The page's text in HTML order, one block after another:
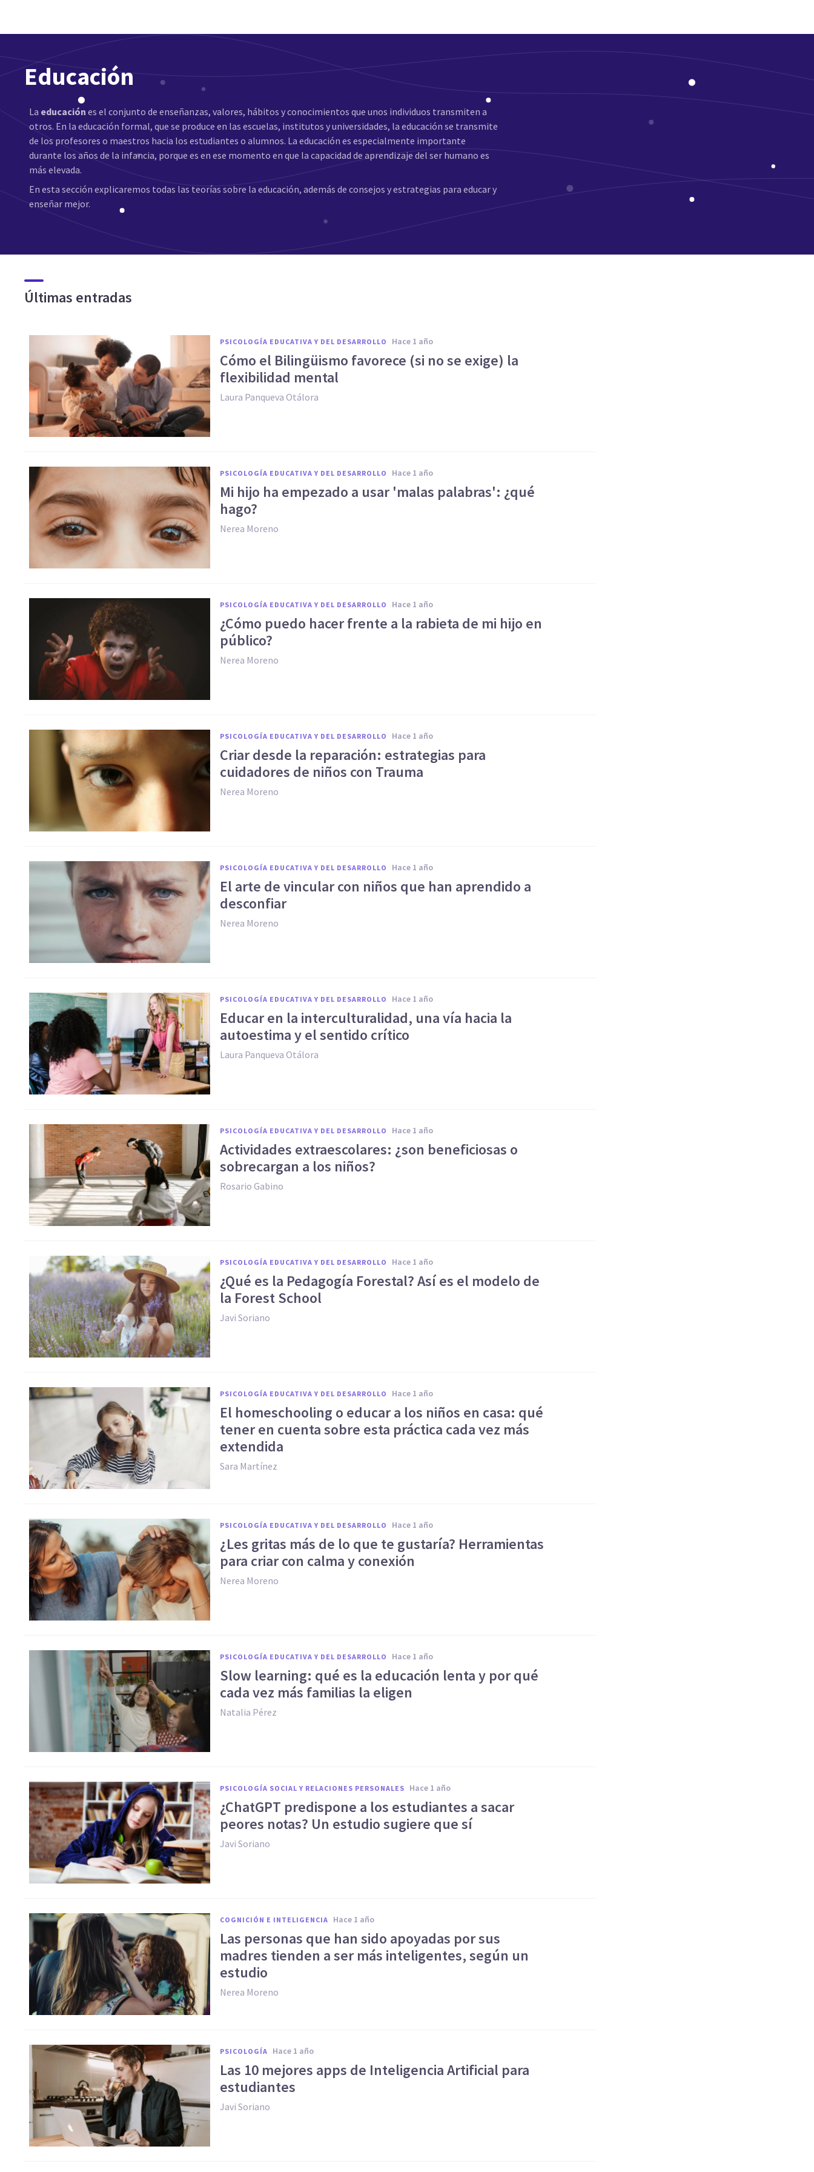
Educación
La educación es el conjunto de enseñanzas, valores, hábitos y conocimientos que unos individuos transmiten a
otros. En la educación formal, que se produce en las escuelas, institutos y universidades, la educación se transmite
de los profesores o maestros hacia los estudiantes o alumnos. La educación es especialmente importante
durante los años de la infancia, porque es en ese momento en que la capacidad de aprendizaje del ser humano es
más elevada.
En esta sección explicaremos todas las teorías sobre la educación, además de consejos y estrategias para educar y
enseñar mejor.
Últimas entradas
PSICOLOGÍA EDUCATIVA Y DEL DESARROLLO hace 1 año
Cómo el Bilingüismo favorece (si no se exige) la
flexibilidad mental
Laura Panqueva Otálora
PSICOLOGÍA EDUCATIVA Y DEL DESARROLLO hace 1 año
Mi hijo ha empezado a usar 'malas palabras': ¿qué
hago?
Nerea Moreno
PSICOLOGÍA EDUCATIVA Y DEL DESARROLLO hace 1 año
¿Cómo puedo hacer frente a la rabieta de mi hijo en
público?
Nerea Moreno
PSICOLOGÍA EDUCATIVA Y DEL DESARROLLO hace 1 año
Criar desde la reparación: estrategias para
cuidadores de niños con Trauma
Nerea Moreno
PSICOLOGÍA EDUCATIVA Y DEL DESARROLLO hace 1 año
El arte de vincular con niños que han aprendido a
desconfiar
Nerea Moreno
PSICOLOGÍA EDUCATIVA Y DEL DESARROLLO hace 1 año
Educar en la interculturalidad, una vía hacia la
autoestima y el sentido crítico
Laura Panqueva Otálora
PSICOLOGÍA EDUCATIVA Y DEL DESARROLLO hace 1 año
Actividades extraescolares: ¿son beneficiosas o
sobrecargan a los niños?
Rosario Gabino
PSICOLOGÍA EDUCATIVA Y DEL DESARROLLO hace 1 año
¿Qué es la Pedagogía Forestal? Así es el modelo de
la Forest School
Javi Soriano
PSICOLOGÍA EDUCATIVA Y DEL DESARROLLO hace 1 año
El homeschooling o educar a los niños en casa: qué
tener en cuenta sobre esta práctica cada vez más
extendida
Sara Martínez
PSICOLOGÍA EDUCATIVA Y DEL DESARROLLO hace 1 año
¿Les gritas más de lo que te gustaría? Herramientas
para criar con calma y conexión
Nerea Moreno
PSICOLOGÍA EDUCATIVA Y DEL DESARROLLO hace 1 año
Slow learning: qué es la educación lenta y por qué
cada vez más familias la eligen
Natalia Pérez
PSICOLOGÍA SOCIAL Y RELACIONES PERSONALES hace 1 año
¿ChatGPT predispone a los estudiantes a sacar
peores notas? Un estudio sugiere que sí
Javi Soriano
COGNICIÓN E INTELIGENCIA hace 1 año
Las personas que han sido apoyadas por sus
madres tienden a ser más inteligentes, según un
estudio
Nerea Moreno
PSICOLOGÍA hace 1 año
Las 10 mejores apps de Inteligencia Artificial para
estudiantes
Javi Soriano